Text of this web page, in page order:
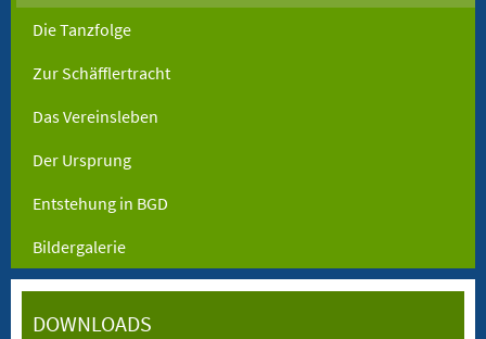
Die Tanzfolge
Zur Schäfflertracht
Das Vereinsleben
Der Ursprung
Entstehung in BGD
Bildergalerie
DOWNLOADS